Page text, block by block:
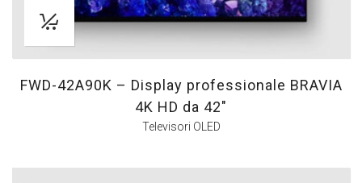
FWD-42A90K – Display professionale BRAVIA
4K HD da 42″
Televisori OLED